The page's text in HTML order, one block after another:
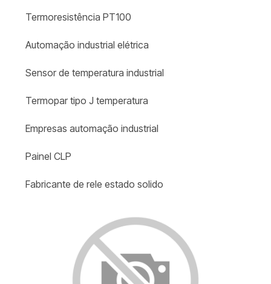
Termoresistência PT100
Automação industrial elétrica
Sensor de temperatura industrial
Termopar tipo J temperatura
Empresas automação industrial
Painel CLP
Fabricante de rele estado solido